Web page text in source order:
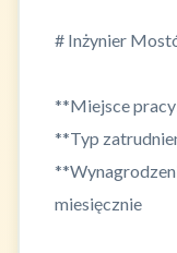
# Inżynier
**Miejsce
**Typ
miesięcznie